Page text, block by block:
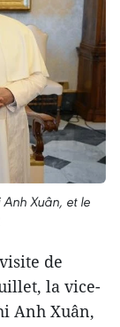
Xuân, et le
de
la vice-
Anh Xuân,